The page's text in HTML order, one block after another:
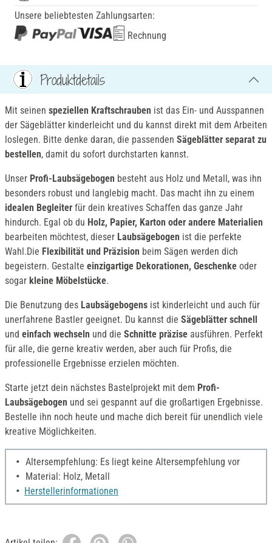
Unsere beliebtesten Zahlungsarten:
Rechnung
Produktdetails
Mit seinen speziellen Kraftschrauben ist das Ein- und Ausspannen
der Sägeblätter kinderleicht und du kannst direkt mit dem Arbeiten
loslegen. Bitte denke daran, die passenden Sägeblätter separat zu
bestellen, damit du sofort durchstarten kannst.
Unser Profi-Laubsägebogen besteht aus Holz und Metall, was ihn
besonders robust und langlebig macht. Das macht ihn zu einem
idealen Begleiter für dein kreatives Schaffen das ganze Jahr
hindurch. Egal ob du Holz, Papier, Karton oder andere Materialien
bearbeiten möchtest, dieser Laubsägebogen ist die perfekte
Wahl.Die Flexibilität und Präzision beim Sägen werden dich
begeistern. Gestalte einzigartige Dekorationen, Geschenke oder
sogar kleine Möbelstücke.
Die Benutzung des Laubsägebogens ist kinderleicht und auch für
unerfahrene Bastler geeignet. Du kannst die Sägeblätter schnell
und einfach wechseln und die Schnitte präzise ausführen. Perfekt
für alle, die gerne kreativ werden, aber auch für Profis, die
professionelle Ergebnisse erzielen möchten.
Starte jetzt dein nächstes Bastelprojekt mit dem Profi-
Laubsägebogen und sei gespannt auf die großartigen Ergebnisse.
Bestelle ihn noch heute und mache dich bereit für unendlich viele
kreative Möglichkeiten.
Altersempfehlung: Es liegt keine Altersempfehlung vor
Material: Holz, Metall
Herstellerinformationen